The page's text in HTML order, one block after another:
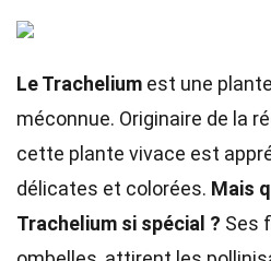
Le Trachelium est une
méconnue. Originaire de la
cette plante vivace est
délicates et colorées. Mais
Trachelium si spécial ? Ses